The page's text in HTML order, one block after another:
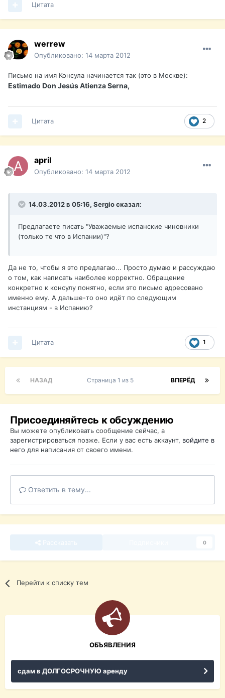
Цитата
werrew
Опубликовано: 14 марта 2012
Письмо на имя Консула начинается так (это в Москве):
Estimado Don Jesús Atienza Serna,
2
Цитата
april
Опубликовано: 14 марта 2012
14.03.2012 в 05:16, Sergio сказал:
Предлагаете писать "Уважаемые испанские чиновники
(только те что в Испании)"?
Да не то, чтобы я это предлагаю... Просто думаю и рассуждаю
о том, как написать наиболее корректно. Обращение
конкретно к консулу понятно, если это письмо адресовано
именно ему. А дальше-то оно идёт по следующим
инстанциям - в Испанию?
1
Цитата
НАЗАД ВПЕРЁД
Страница 1 из 5
Присоединяйтесь к обсуждению
Вы можете опубликовать сообщение сейчас, а
зарегистрироваться позже. Если у вас есть аккаунт, войдите в
него для написания от своего имени.
Ответить в тему...
0
Перейти к списку тем
ОБЪЯВЛЕНИЯ
сдам в ДОЛГОСРОЧНУЮ аренду